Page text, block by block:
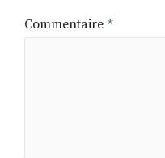
Commentaire *